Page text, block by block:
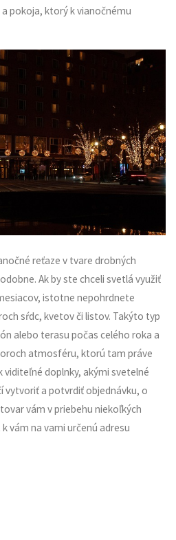
pokoja, ktorý k vianočnému
reťaze v tvare drobných
Ak by ste chceli svetlá využiť
istotne nepohrdnete
sŕdc, kvetov či listov. Takýto typ
alebo terasu počas celého roka a
atmosféru, ktorú tam práve
viditeľné doplnky, akými svetelné
vytvoriť a potvrdiť objednávku, o
vám v priebehu niekoľkých
vám na vami určenú adresu